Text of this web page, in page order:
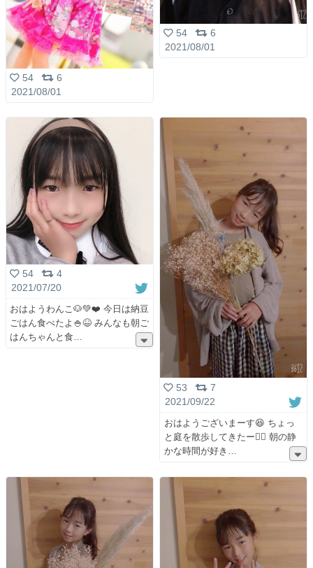
54
6
2021/08/01
54
6
2021/08/01
54
4
2021/07/20
おはようわんこ🐶💚❤️ 今日は納豆
ごはん食べたよ🍚😆 みんなも朝ご
はんちゃんと食
53
7
2021/09/22
おはようございまーす😆 ちょっ
と庭を散歩してきたー🚶‍♀️ 朝の静
かな時間が好き